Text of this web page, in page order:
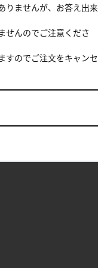
りませんが、お答え出来
せんのでご注意くださ
すのでご注文をキャンセ